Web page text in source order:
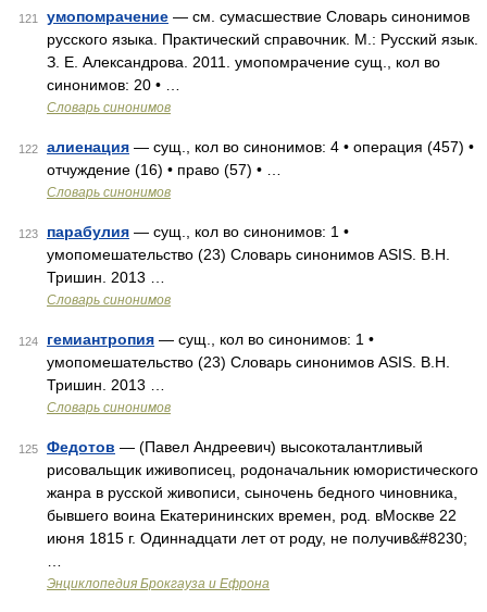
121 умопомрачение — см. сумасшествие Словарь синонимов
русского языка. Практический справочник. М.: Русский язык.
З. Е. Александрова. 2011. умопомрачение сущ., кол во
синонимов: 20 • …
Словарь синонимов
122 алиенация — сущ., кол во синонимов: 4 • операция (457) •
отчуждение (16) • право (57) • …
Словарь синонимов
123 парабулия — сущ., кол во синонимов: 1 •
умопомешательство (23) Словарь синонимов ASIS. В.Н.
Тришин. 2013 …
Словарь синонимов
124 гемиантропия — сущ., кол во синонимов: 1 •
умопомешательство (23) Словарь синонимов ASIS. В.Н.
Тришин. 2013 …
Словарь синонимов
125 Федотов — (Павел Андреевич) высокоталантливый
рисовальщик иживописец, родоначальник юмористического
жанра в русской живописи, сыночень бедного чиновника,
бывшего воина Екатерининских времен, род. вМоскве 22
июня 1815 г. Одиннадцати лет от роду, не получив&#8230;
Энциклопедия Брокгауза и Ефрона